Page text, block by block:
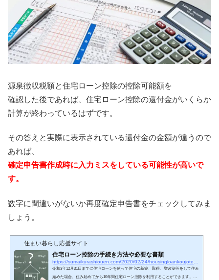
源泉徴収税額と住宅ローン控除の控除可能額を
確認した後であれば、住宅ローン控除の還付金がいくらか
計算が終わっているはずです。
その答えと実際に表示されている還付金の金額が違うので
あれば、
確定申告書作成時に入力ミスをしている可能性が高いで
す。
数字に間違いがないか再度確定申告書をチェックしてみま
しょう。
住まい暮らし応援サイト
住宅ローン控除の手続き方法や必要な書類
https://sumaikurashiouen.com/2020/02/24/housingloankoujotetuduki
令和3年12月31日までに住宅ローンを使って住宅の新築、取得、増改築等をして住み
始めた場合、住み始めてから10年間住宅ローン控除を利用することができます。住